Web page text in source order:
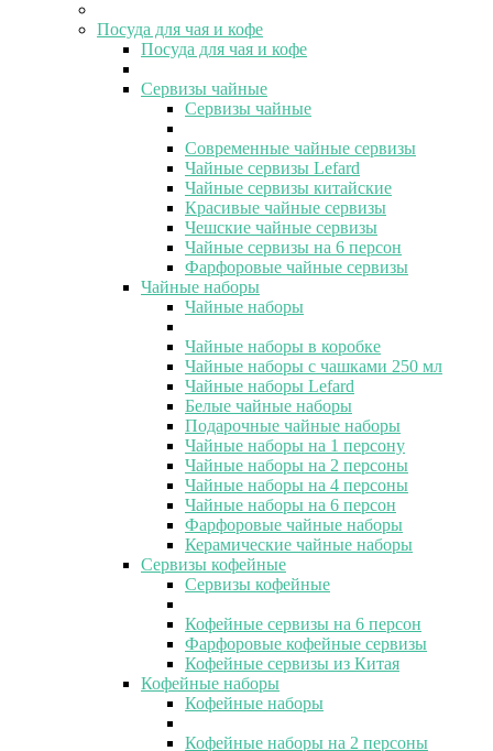
Посуда для чая и кофе
Посуда для чая и кофе
Сервизы чайные
Сервизы чайные
Современные чайные сервизы
Чайные сервизы Lefard
Чайные сервизы китайские
Красивые чайные сервизы
Чешские чайные сервизы
Чайные сервизы на 6 персон
Фарфоровые чайные сервизы
Чайные наборы
Чайные наборы
Чайные наборы в коробке
Чайные наборы с чашками 250 мл
Чайные наборы Lefard
Белые чайные наборы
Подарочные чайные наборы
Чайные наборы на 1 персону
Чайные наборы на 2 персоны
Чайные наборы на 4 персоны
Чайные наборы на 6 персон
Фарфоровые чайные наборы
Керамические чайные наборы
Сервизы кофейные
Сервизы кофейные
Кофейные сервизы на 6 персон
Фарфоровые кофейные сервизы
Кофейные сервизы из Китая
Кофейные наборы
Кофейные наборы
Кофейные наборы на 2 персоны